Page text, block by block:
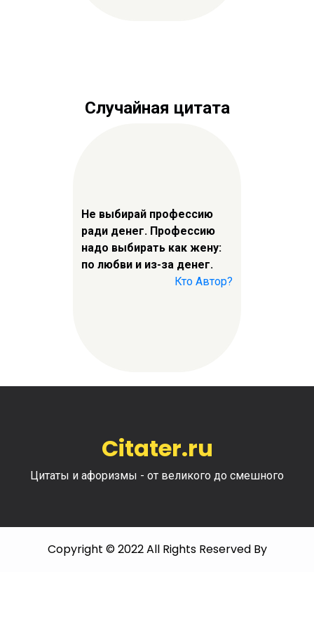
Случайная цитата
Не выбирай профессию
ради денег. Профессию
надо выбирать как жену:
по любви и из-за денег.
Кто Автор?
Citater.ru
Цитаты и афоризмы - от великого до смешного
Copyright © 2022 All Rights Reserved By